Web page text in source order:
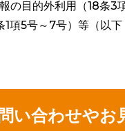
の目的外利用（18条
項5号～7号）等（以
い合わせやお